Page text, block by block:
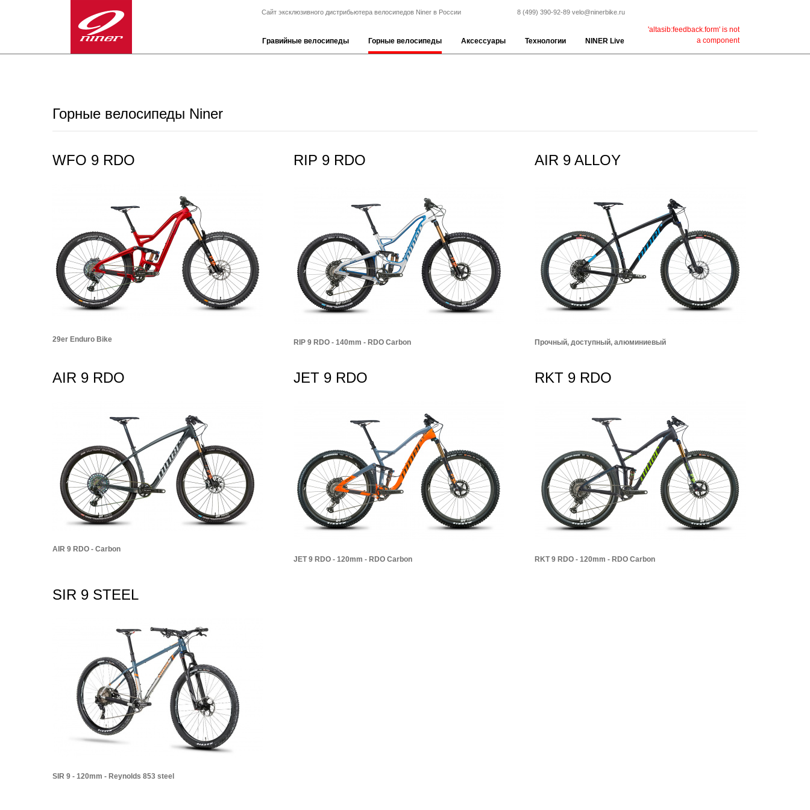
Сайт эксклюзивного дистрибьютера велосипедов Niner в России 8 (499) 390-92-89 velo@ninerbike.ru
Гравийные велосипеды Горные велосипеды Аксессуары Технологии NINER Live
'altasib:feedback.form' is not
a component
Горные велосипеды Niner
WFO 9 RDO
29er Enduro Bike
RIP 9 RDO
RIP 9 RDO - 140mm - RDO Carbon
AIR 9 ALLOY
Прочный, доступный, алюминиевый
AIR 9 RDO
AIR 9 RDO - Carbon
JET 9 RDO
JET 9 RDO - 120mm - RDO Carbon
RKT 9 RDO
RKT 9 RDO - 120mm - RDO Carbon
SIR 9 STEEL
SIR 9 - 120mm - Reynolds 853 steel